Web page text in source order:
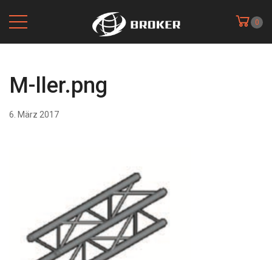
0
M-ller.png
6. März 2017